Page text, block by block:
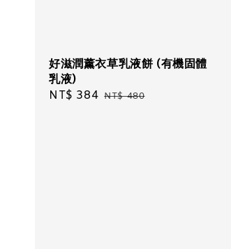
好滋潤薰衣草乳液餅 (有機固體
乳液)
Sale
NT$ 384 Regular
NT$ 480